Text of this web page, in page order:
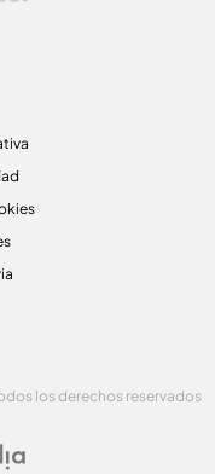
los derechos reservados